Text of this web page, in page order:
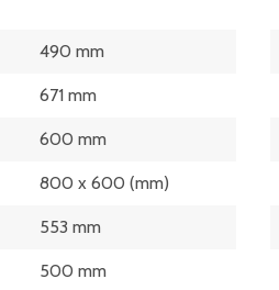
490 mm
671 mm
600 mm
800 x 600 (mm)
553 mm
500 mm